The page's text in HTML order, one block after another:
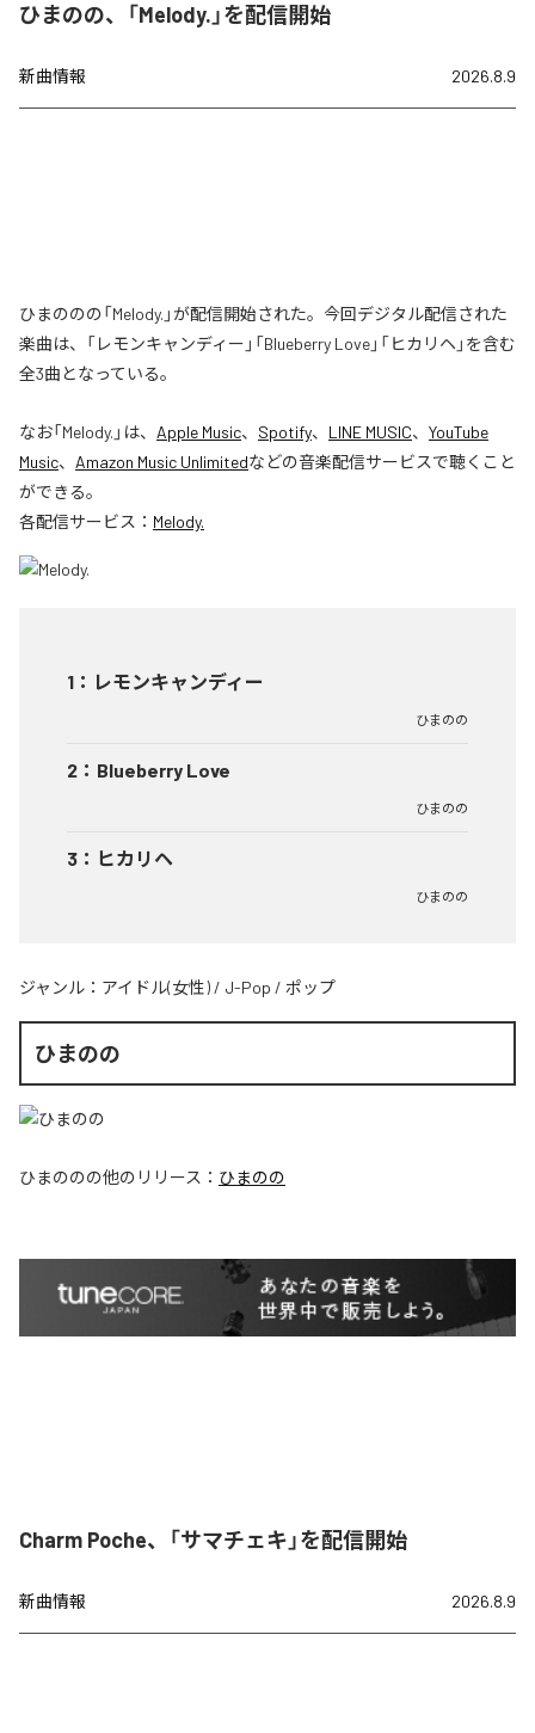
ひまのの、「Melody.」を配信開始
新曲情報 2026.8.9
ひまののの「Melody.」が配信開始された。今回デジタル配信された
楽曲は、「レモンキャンディー」「Blueberry Love」「ヒカリヘ」を含む
全3曲となっている。
なお「Melody. 」は、 Apple Music、 Spotify、 LINE MUSIC、 YouTube
Music、 Amazon Music Unlimitedなどの音楽配信サービスで聴くこと
ができる。
各配信サービス： Melody.
1 ： レモンキャンディー
ひまのの
2 ： Blueberry Love
ひまのの
3 ： ヒカリヘ
ひまのの
ジャンル： アイドル(女性) / J-Pop / ポップ
ひまのの
ひまののの他のリリース： ひまのの
Charm Poche、「サマチェキ」を配信開始
新曲情報 2026.8.9